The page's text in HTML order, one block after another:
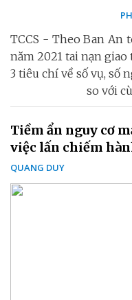
TCCS - Theo Ban An
năm 2021 tai nạn
3 tiêu chí về số vụ, số
so với
Tiềm ẩn nguy cơ
việc lấn chiếm
QUANG DUY